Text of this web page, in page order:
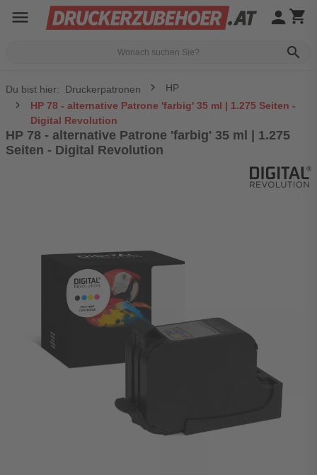
menu
search
person shopping_cart
Du bist hier: Druckerpatronen
HP
HP 78 - alternative Patrone 'farbig' 35 ml | 1.275 Seiten -
Digital Revolution
HP 78 - alternative Patrone 'farbig' 35 ml | 1.275
Seiten - Digital Revolution